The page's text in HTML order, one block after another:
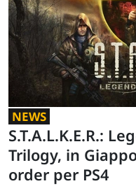
NEWS
S.T.A.L.K.E.R.:
Trilogy, in
order per PS4